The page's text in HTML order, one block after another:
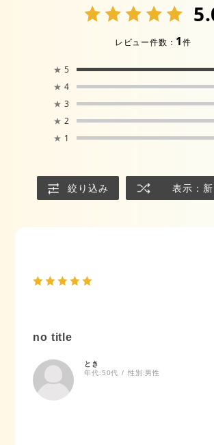
レビュー件数： 1件
★ 5
★ 4
★ 3
★ 2
★ 1
絞り込み 表示：
no title
とき
年代:50代 性別:男性